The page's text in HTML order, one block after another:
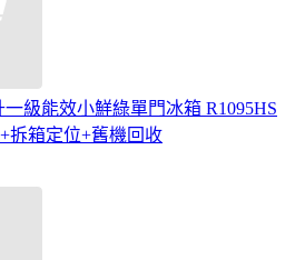
級能效小鮮綠單門冰箱 R1095HS
拆箱定位+舊機回收